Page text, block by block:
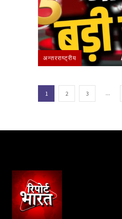
अन्तरराष्ट्रीय
1 2 3 ...